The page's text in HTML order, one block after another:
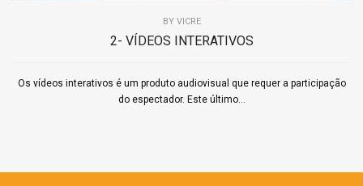
BY VICRE
2- VÍDEOS INTERATIVOS
Os vídeos interativos é um produto audiovisual que requer a participação
do espectador. Este último...